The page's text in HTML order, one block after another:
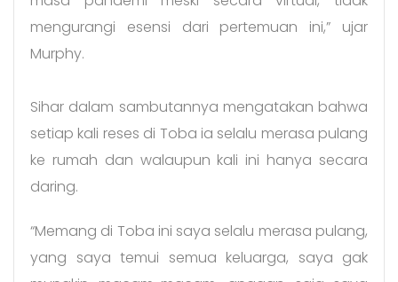
mengurangi esensi dari pertemuan ini,” ujar
Murphy.
Sihar dalam sambutannya mengatakan bahwa
setiap kali reses di Toba ia selalu merasa pulang
ke rumah dan walaupun kali ini hanya secara
daring.
“Memang di Toba ini saya selalu merasa pulang,
yang saya temui semua keluarga, saya gak